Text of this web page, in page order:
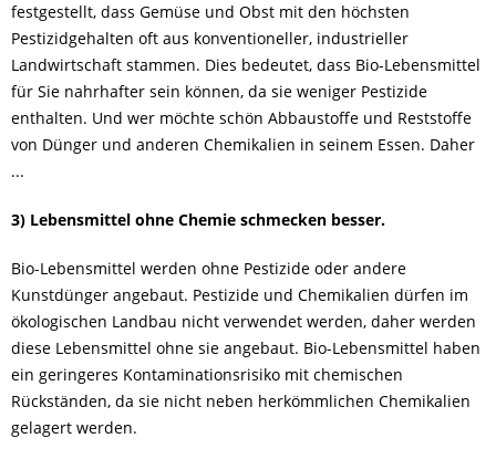
festgestellt, dass Gemüse und Obst mit den höchsten
Pestizidgehalten oft aus konventioneller, industrieller
Landwirtschaft stammen. Dies bedeutet, dass Bio-Lebensmittel
für Sie nahrhafter sein können, da sie weniger Pestizide
enthalten. Und wer möchte schön Abbaustoffe und Reststoffe
von Dünger und anderen Chemikalien in seinem Essen. Daher
...
3) Lebensmittel ohne Chemie schmecken besser.
Bio-Lebensmittel werden ohne Pestizide oder andere
Kunstdünger angebaut. Pestizide und Chemikalien dürfen im
ökologischen Landbau nicht verwendet werden, daher werden
diese Lebensmittel ohne sie angebaut. Bio-Lebensmittel haben
ein geringeres Kontaminationsrisiko mit chemischen
Rückständen, da sie nicht neben herkömmlichen Chemikalien
gelagert werden.